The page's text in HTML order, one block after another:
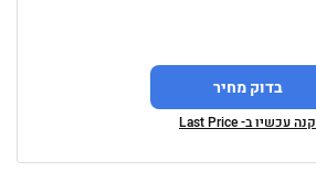
בדוק מחיר
קנה עכשיו ב- Last Price